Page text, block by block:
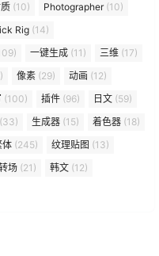
(10) Photographer(10)
Rig (14)
一键生成 (11) 三维 (17)
像素 (29) 动画 (12)
(100) 插件 (96) 日文 (59)
(33) 生成器 (15) 着色器 (18)
体 (245) 纹理贴图 (13)
场 (21) 韩文 (12)